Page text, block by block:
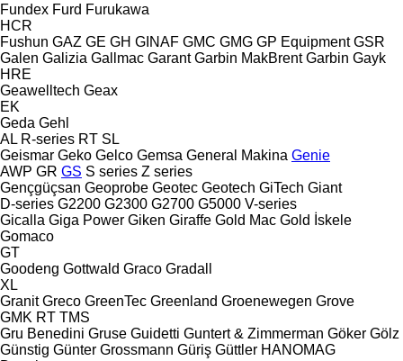
Fundex Furd Furukawa
HCR
Fushun GAZ GE GH GINAF GMC GMG GP Equipment GSR
Galen Galizia Gallmac Garant Garbin MakBrent Garbin Gayk
HRE
Geawelltech Geax
EK
Geda Gehl
AL R-series RT SL
Geismar Geko Gelco Gemsa General Makina Genie
AWP GR GS S series Z series
Gençgüçsan Geoprobe Geotec Geotech GiTech Giant
D-series G2200 G2300 G2700 G5000 V-series
Gicalla Giga Power Giken Giraffe Gold Mac Gold İskele
Gomaco
GT
Goodeng Gottwald Graco Gradall
XL
Granit Greco GreenTec Greenland Groenewegen Grove
GMK RT TMS
Gru Benedini Gruse Guidetti Guntert & Zimmerman Göker Gölz
Günstig Günter Grossmann Güriş Güttler HANOMAG